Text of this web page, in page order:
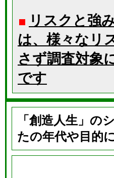
リスクと強
は、様々なリ
さず調査対象
です
「創造人生」の
たの年代や目的